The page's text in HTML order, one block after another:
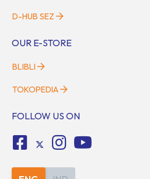
D-HUB SEZ
OUR E-STORE
BLIBLI
TOKOPEDIA
FOLLOW US ON